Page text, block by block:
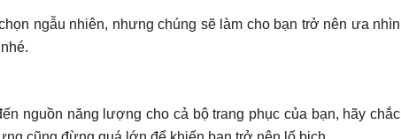
ngẫu nhiên, nhưng chúng sẽ làm cho bạn trở nên ưa nhìn
nguồn năng lượng cho cả bộ trang phục của bạn, hãy chắc